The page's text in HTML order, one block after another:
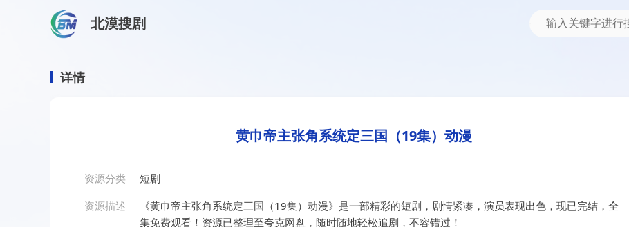
北漠搜剧
详情
黄巾帝主张角系统定三国（19集）动漫
资源分类
短剧
资源描述
《黄巾帝主张角系统定三国（19集）动漫》是一部精彩的短剧，剧情紧凑，演员表现出色，现已完结，全
集免费观看！资源已整理至夸克网盘，随时随地轻松追剧，不容错过！